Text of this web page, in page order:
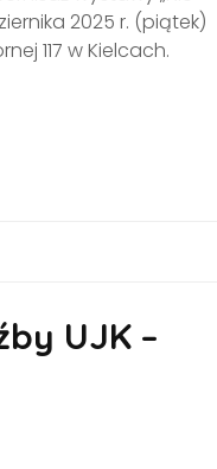
2025 r. (piątek)
117 w Kielcach.
UJK –